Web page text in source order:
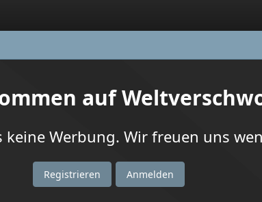
auf
Werbung. Wir freuen uns
Registrieren Anmelden